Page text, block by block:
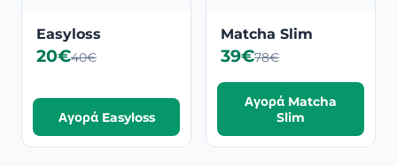
Easyloss
20€40€
Αγορά Easyloss
Matcha Slim
39€78€
Αγορά Matcha
Slim